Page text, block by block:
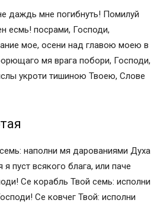
Иисусу Христу
Господу Иисусу Христу
о детях
об исцелении
началом всякого дела
всякого дела
о помощи в деньгах
Иисусу Христу
даждь мне погибнуть! Помилуй
есмь! посрами, Господи,
мое, осени над главою моею в
мя врага побори, Господи,
укроти тишиною Твоею, Слове
наполни мя дарованиями Духа
пуст всякого блага, или паче
Се корабль Твой семь: исполни
Се ковчег Твой: исполни